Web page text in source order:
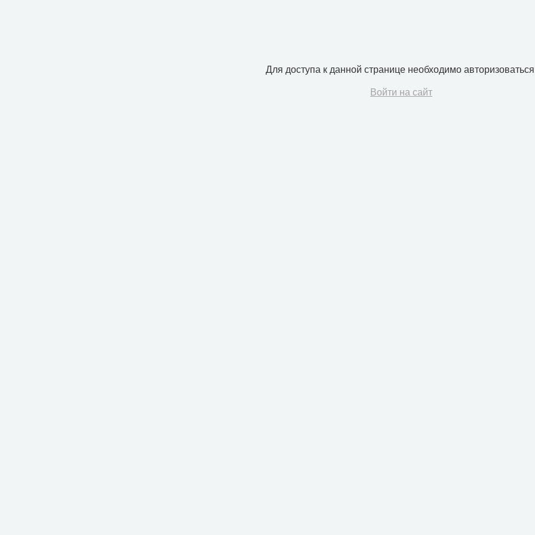
Для доступа к данной странице необходимо
Войти на сайт